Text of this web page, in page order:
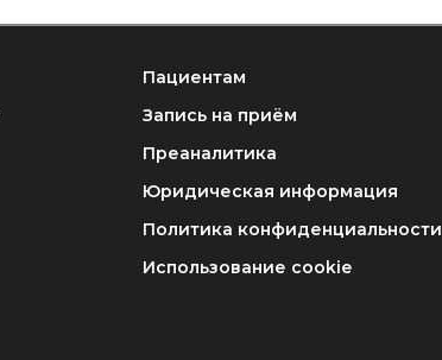
Пациентам
Запись на приём
Преаналитика
Юридическая информация
Политика конфиденциальности
Использование cookie